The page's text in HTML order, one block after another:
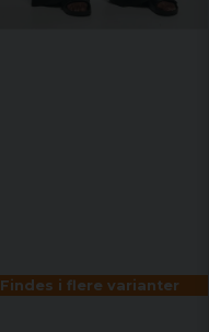
Findes i flere varianter